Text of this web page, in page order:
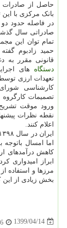
حاصل از صادرات
بانک مرکزی با
در فاصله حدود دو
صادراتی سال
تمام توان این
حمید زادبوم
قانونی مقرر به
دستگاه های
تعهدات ارزی
کارشناسی
تصمیمات
ورود موقت
نقطه نظرات
اعلام کنند.
اما امسال
کاهش درآمدهای
ابراز امیدواری
مرزها و استفاده
بخش زیادی از
1399/04/14